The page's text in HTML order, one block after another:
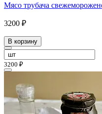
Мясо трубача
3200 ₽
В корзину
3200 ₽